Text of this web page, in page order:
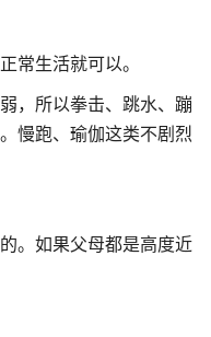
常生活就可以。
，所以拳击、跳水、蹦
慢跑、瑜伽这类不剧烈
。如果父母都是高度近